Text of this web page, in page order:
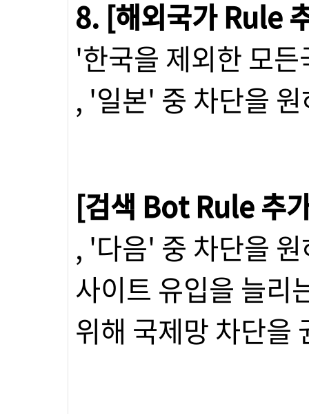
8. [해외국가 Rule
'한국을 제외한 모
, '일본' 중 차단을
[검색 Bot Rule 추
, '다음' 중 차단을
사이트 유입을 늘리
위해 국제망 차단을